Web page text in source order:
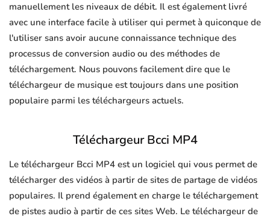
manuellement les niveaux de débit. Il est également livré
avec une interface facile à utiliser qui permet à quiconque de
l'utiliser sans avoir aucune connaissance technique des
processus de conversion audio ou des méthodes de
téléchargement. Nous pouvons facilement dire que le
téléchargeur de musique est toujours dans une position
populaire parmi les téléchargeurs actuels.
Téléchargeur Bcci MP4
Le téléchargeur Bcci MP4 est un logiciel qui vous permet de
télécharger des vidéos à partir de sites de partage de vidéos
populaires. Il prend également en charge le téléchargement
de pistes audio à partir de ces sites Web. Le téléchargeur de